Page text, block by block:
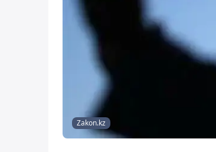
Zakon.kz